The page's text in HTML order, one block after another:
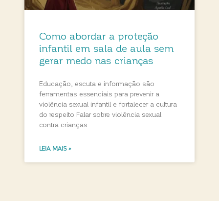
Como abordar a proteção
infantil em sala de aula sem
gerar medo nas crianças
Educação, escuta e informação são
ferramentas essenciais para prevenir a
violência sexual infantil e fortalecer a cultura
do respeito Falar sobre violência sexual
contra crianças
LEIA MAIS »